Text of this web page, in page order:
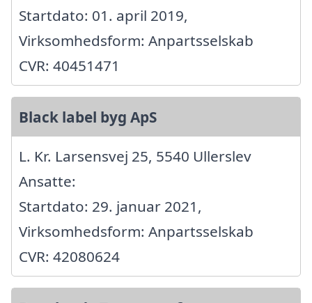
Startdato: 01. april 2019,
Virksomhedsform: Anpartsselskab
CVR: 40451471
Black label byg ApS
L. Kr. Larsensvej 25, 5540 Ullerslev
Ansatte:
Startdato: 29. januar 2021,
Virksomhedsform: Anpartsselskab
CVR: 42080624